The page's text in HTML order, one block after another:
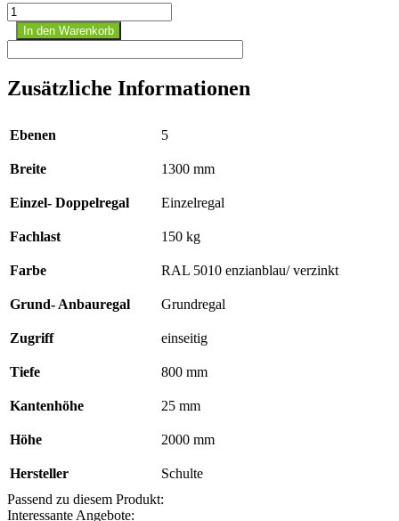
Fachbodenregal
Grundregal
2000
mm
1300
800
Typ
kg
5010
verzinkt;
Menge
In den Warenkorb
Zusätzliche Informationen
Ebenen 5
Breite 1300 mm
Einzel- Doppelregal Einzelregal
Fachlast 150 kg
Farbe RAL 5010 enzianblau/ verzinkt
Grund- Anbauregal Grundregal
Zugriff einseitig
Tiefe 800 mm
Kantenhöhe 25 mm
Höhe 2000 mm
Hersteller
Schulte
Passend zu diesem Produkt:
Interessante Angebote: